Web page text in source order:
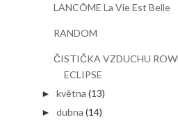
LANCÔME La Vie Est Belle
RANDOM
ČISTIČKA VZDUCHU
ECLIPSE
►května (13)
►dubna (14)